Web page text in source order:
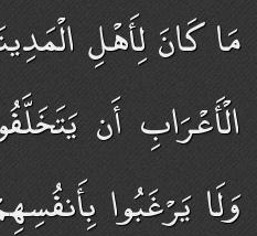
مَا كَانَ لِأَهْلِ
الْأَعْرَابِ أَن
وَلَا يَرْغَبُوا